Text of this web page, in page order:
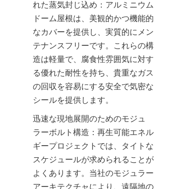
れた蒸気封じ込め：アルミニウム
ドーム屋根は、美観的かつ機能的
なカバーを提供し、実質的にメン
テナンスフリーです。これらの構
造は軽量で、腐食性雰囲気に対す
る優れた耐性を持ち、貴重なガス
の回収を容易にする安全で気密な
シールを提供します。
迅速な現地展開のためのモジュ
ラーボルト構造：再生可能エネル
ギープロジェクトでは、タイトな
スケジュールが求められることが
よくあります。当社のモジュラー
アーキテクチャにより、遠隔地の